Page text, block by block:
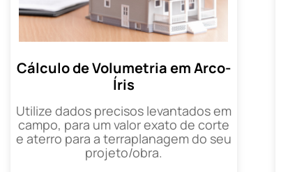
Cálculo de Volumetria em Arco-
Íris
Utilize dados precisos levantados em
campo, para um valor exato de corte
e aterro para a terraplanagem do seu
projeto/obra.